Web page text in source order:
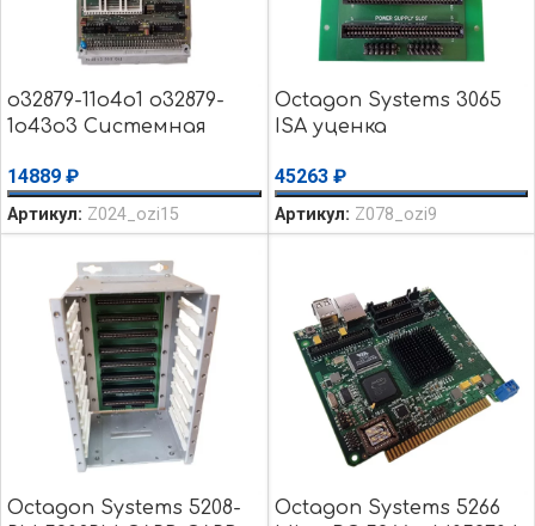
o32879-11o4o1 o32879-
1o43o3 Системная
уценка использовалось
14889 ₽
Артикул: Z024_ozi15
Octagon Systems 3065
ISA уценка
45263 ₽
Артикул: Z078_ozi9
Octagon Systems 5208-
Octagon Systems 5266